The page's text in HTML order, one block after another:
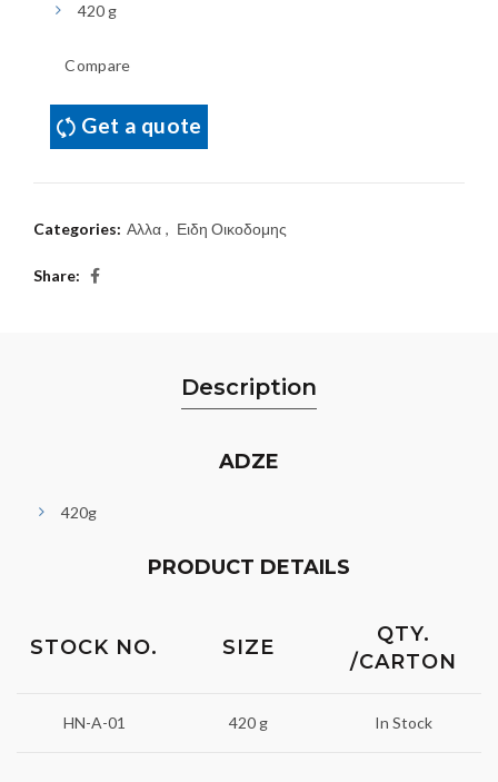
420 g
Compare
Get a quote
Categories: Αλλα , Ειδη Οικοδομης
Share
Description
ADZE
420g
PRODUCT DETAILS
STOCK NO. SIZE
QTY.
/CARTON
HN-A-01 420 g In Stock